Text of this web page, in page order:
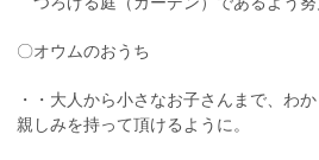
〇オウムのおうち
・・大人から小さなお子さんまで、わ
親しみを持って頂けるように。